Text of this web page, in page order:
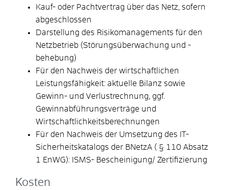
Kauf- oder Pachtvertrag über das Netz, sofern
abgeschlossen
Darstellung des Risikomanagements für den
Netzbetrieb (Störungsüberwachung und -
behebung)
Für den Nachweis der wirtschaftlichen
Leistungsfähigkeit: aktuelle Bilanz sowie
Gewinn- und Verlustrechnung, ggf.
Gewinnabführungsverträge und
Wirtschaftlichkeitsberechnungen
Für den Nachweis der Umsetzung des IT-
Sicherheitskatalogs der BNetzA ( § 110 Absatz
1 EnWG): ISMS- Bescheinigung/ Zertifizierung
Kosten